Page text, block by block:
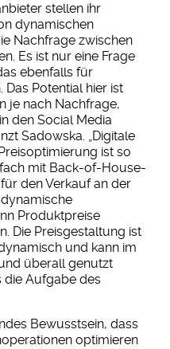
stellen ihr
dynamischen
Nachfrage zwischen
Es ist nur eine Frage
ebenfalls für
Potential hier ist
je nach Nachfrage,
den Social Media
Sadowska. „Digitale
ist so
mit Back-of-House-
den Verkauf an der
Produktpreise
Die Preisgestaltung ist
und kann im
überall genutzt
die Aufgabe des
Bewusstsein, dass
optimieren